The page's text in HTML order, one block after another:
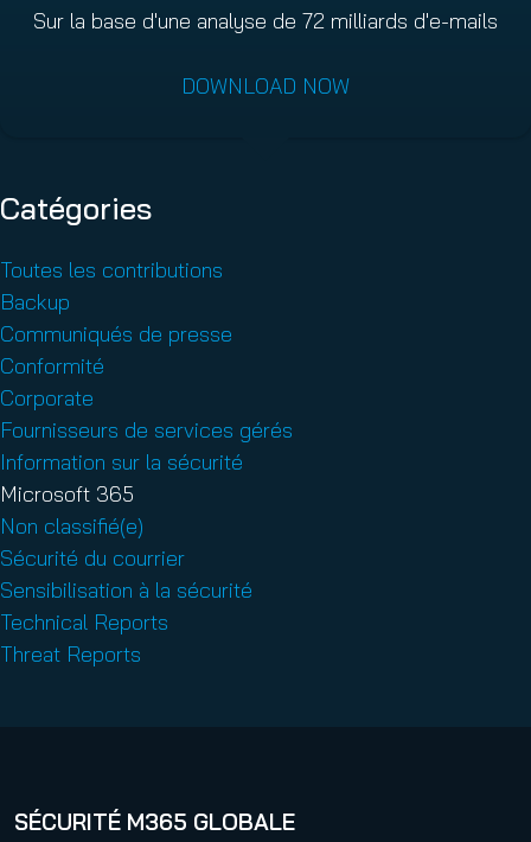
Sur la base d'une analyse de 72 milliards d'e-mails
DOWNLOAD NOW
Catégories
Toutes les contributions
Backup
Communiqués de presse
Conformité
Corporate
Fournisseurs de services gérés
Information sur la sécurité
Microsoft 365
Non classifié(e)
Sécurité du courrier
Sensibilisation à la sécurité
Technical Reports
Threat Reports
SÉCURITÉ M365 GLOBALE